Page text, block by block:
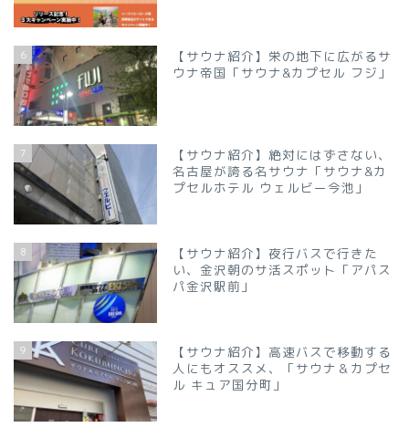
6
【サウナ紹介】栄の地下に広がるサ
ウナ帝国「サウナ&カプセル フジ」
7
【サウナ紹介】絶対にはずさない、
名古屋が誇る名サウナ「サウナ&カ
プセルホテル ウェルビー今池」
8
【サウナ紹介】夜行バスで行きた
い、金沢朝のサ活スポット「アパス
パ金沢駅前」
9
【サウナ紹介】高速バスで移動する
人にもオススメ、「サウナ＆カプセ
ル キュア国分町」